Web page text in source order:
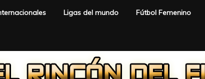
Ligas del mundo Fútbol Femenino